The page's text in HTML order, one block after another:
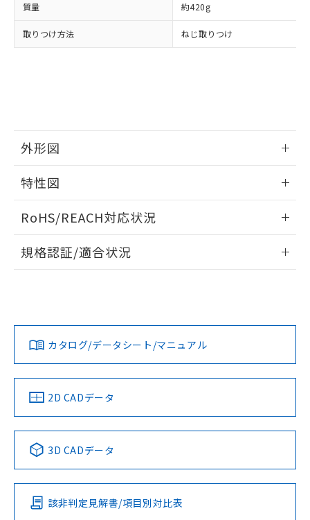
質量 約420g
取りつけ方法 ねじ取りつけ
外形図
外形図
特性図
電気的寿命曲線
RoHS/REACH対応状況
EU RoHS 注意事項・凡例
対応済み
中国 RoHS 注意事項・凡例
Pb Hg Cd Cr(VI)
O
規格認証/適合状況
LR型式承認
（イギリス
船舶規格）
DNV型式承認
（ノルウェー
BV型式承認
（フランス
KR型式
（韓国
Yes No No No
この製品の規格認証/適合状況ページへ
その他の認証はこちらのページからご検索ください
カタログ/データシート/マニュアル
2D CADデータ
3D CADデータ
該非判定見解書/項目別対比表
※当社の共同利用者とは、"個人情報
の「1.共同利
用者の範囲」に記載されている法人を
EU RoHS指令（10物質）の非含有証明書
51物質の非含有証明書（当社基準）
※本証明書は発行日時点で非含有を証明す
欄に対応日を記載しておりました。
既に当社にて対応品への在庫切替を完了
り、2022年1月12日より割愛しておりま
す。